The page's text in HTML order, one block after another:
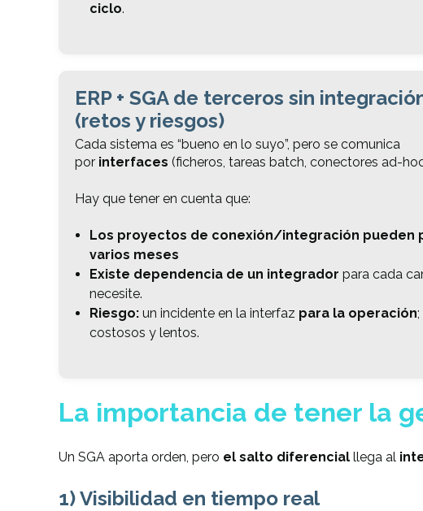
ciclo.
ERP + SGA de terceros sin
(retos y riesgos)
Cada sistema es “bueno en lo suyo”, pero se comunica
por interfaces (ficheros, tareas batch, conectores ad-
Hay que tener en cuenta que:
Los proyectos de conexión/integración pueden
varios meses
Existe dependencia de un integrador para cada
necesite.
Riesgo:un incidente en la interfaz para la operación
costosos y lentos.
La importancia de tener la
Un SGA aporta orden, pero el salto diferencial llega al
1) Visibilidad en tiempo real